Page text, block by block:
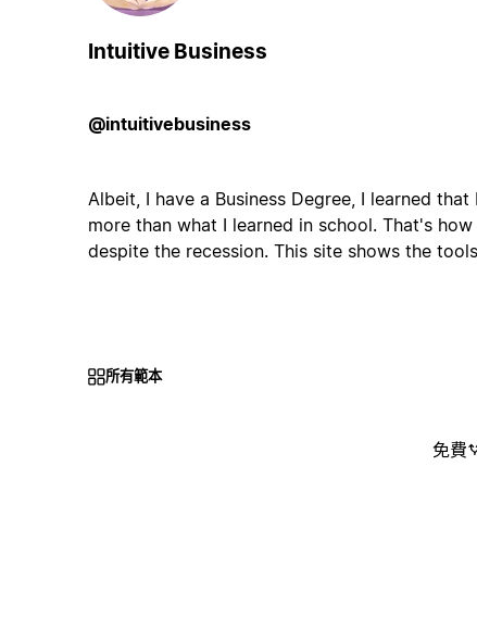
Intuitive Business
@intuitivebusiness
Albeit, I have a Business Degree, I learned
more than what I learned in school. That's
despite the recession. This site shows the
所有範本
免費